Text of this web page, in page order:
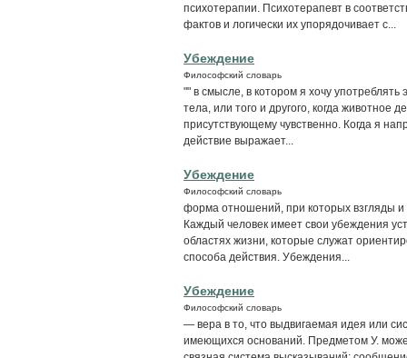
психотерапии. Психотерапевт в
фактов и логически их упорядочивает с...
Убеждение
Философский словарь
"" в смысле, в котором я хочу употреблять
тела, или того и другого, когда животное
присутствующему чувственно. Когда я
действие выражает...
Убеждение
Философский словарь
форма отношений, при которых взгляды и
Каждый человек имеет свои убеждения
областях жизни, которые служат
способа действия. Убеждения...
Убеждение
Философский словарь
— вера в то, что выдвигаемая идея или
имеющихся оснований. Предметом У.